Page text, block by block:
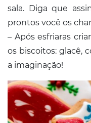
sala. Diga que
prontos você os
– Após esfriaras
os biscoitos: glacê,
a imaginação!